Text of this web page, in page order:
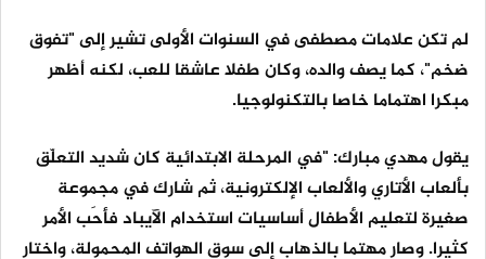
لم تكن علامات مصطفى في السنوات الأولى تشير إلى "تفوق
ضخم"، كما يصف والده، وكان طفلا عاشقا للعب، لكنه أظهر
مبكرا اهتماما خاصا بالتكنولوجيا.
يقول مهدي مبارك: "في المرحلة الابتدائية كان شديد التعلّق
بألعاب الأتاري والألعاب الإلكترونية، ثم شارك في مجموعة
صغيرة لتعليم الأطفال أساسيات استخدام الآيباد فأحَب الأمر
كثيرا. وصار مهتما بالذهاب إلى سوق الهواتف المحمولة، واختار